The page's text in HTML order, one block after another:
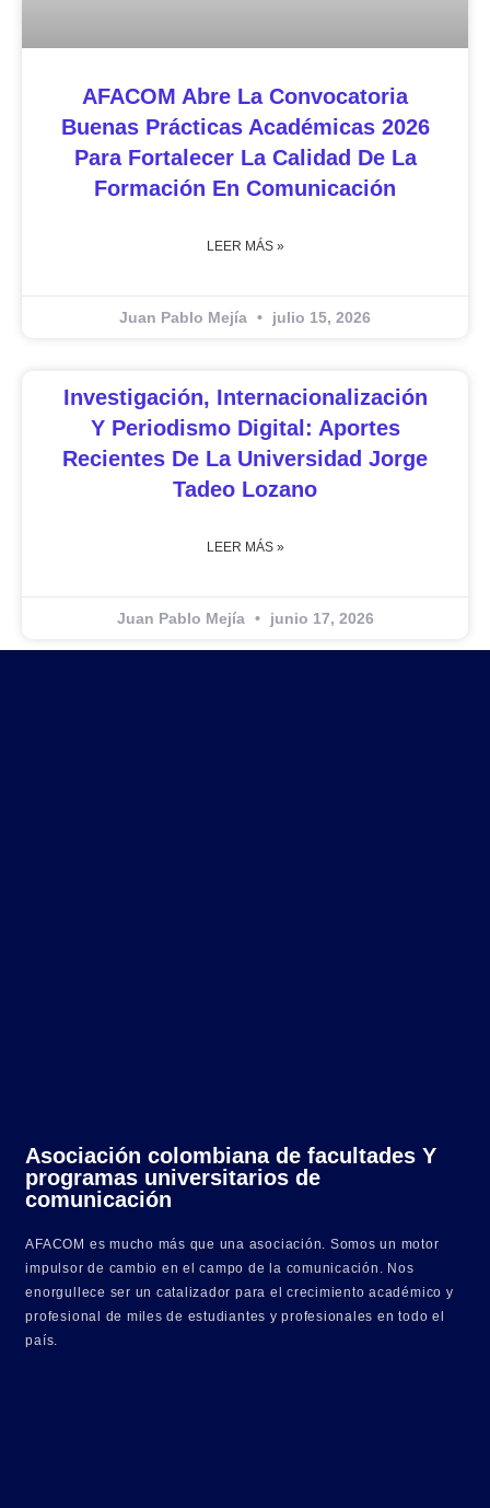
AFACOM Abre La Convocatoria
Buenas Prácticas Académicas 2026
Para Fortalecer La Calidad De La
Formación En Comunicación
LEER MÁS »
Juan Pablo Mejía julio 15, 2026
Investigación, Internacionalización
Y Periodismo Digital: Aportes
Recientes De La Universidad Jorge
Tadeo Lozano
LEER MÁS »
Juan Pablo Mejía junio 17, 2026
Asociación colombiana de facultades Y
programas universitarios de
comunicación
AFACOM es mucho más que una asociación. Somos un motor
impulsor de cambio en el campo de la comunicación. Nos
enorgullece ser un catalizador para el crecimiento académico y
profesional de miles de estudiantes y profesionales en todo el
país.